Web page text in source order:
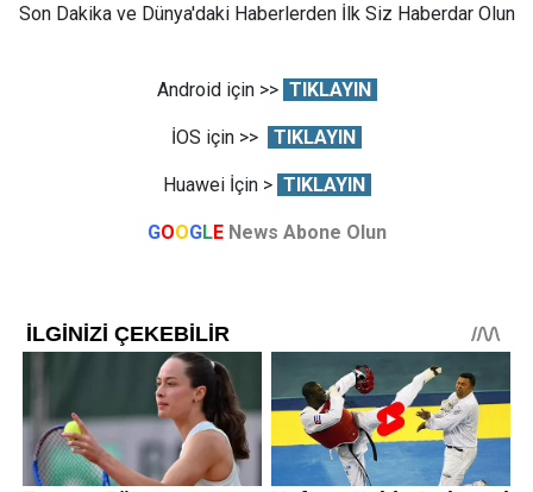
Son Dakika ve Dünya'daki Haberlerden İlk Siz Haberdar Olun
Android için >> TIKLAYIN
İOS için >> TIKLAYIN
Huawei İçin > TIKLAYIN
GOOGLE News Abone Olun